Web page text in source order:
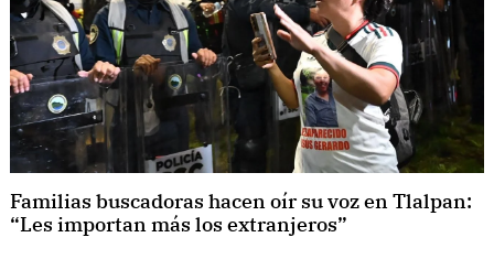
Familias buscadoras hacen oír su voz en Tlalpan:
“Les importan más los extranjeros”